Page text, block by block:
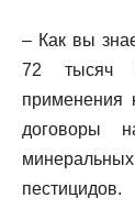
– Как вы
72 тысяч
применения
договоры